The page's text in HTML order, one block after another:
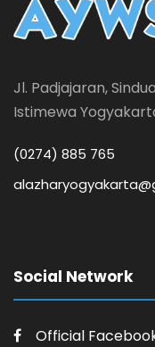
Jl. Padjajaran,
Istimewa
(0274) 885 765
Social Network
Official